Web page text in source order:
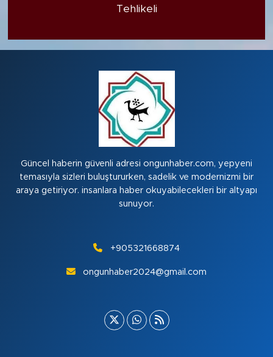
Tehlikeli
Güncel haberin güvenli adresi ongunhaber.com, yepyeni
temasıyla sizleri buluştururken, sadelik ve modernizmi bir
araya getiriyor. insanlara haber okuyabilecekleri bir altyapı
sunuyor.
+905321668874
ongunhaber2024@gmail.com